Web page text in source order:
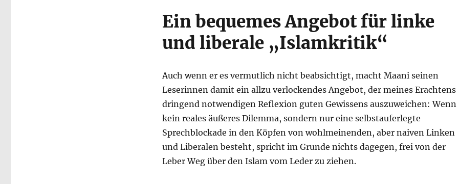
Ein bequemes Angebot für linke
und liberale „Islamkritik“
Auch wenn er es vermutlich nicht beabsichtigt, macht Maani seinen
Leserinnen damit ein allzu verlockendes Angebot, der meines Erachtens
dringend notwendigen Reflexion guten Gewissens auszuweichen: Wenn
kein reales äußeres Dilemma, sondern nur eine selbstauferlegte
Sprechblockade in den Köpfen von wohlmeinenden, aber naiven Linken
und Liberalen besteht, spricht im Grunde nichts dagegen, frei von der
Leber Weg über den Islam vom Leder zu ziehen.